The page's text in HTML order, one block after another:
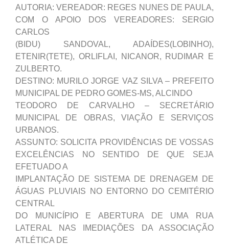
AUTORIA: VEREADOR: REGES NUNES DE PAULA,
COM O APOIO DOS VEREADORES: SERGIO
CARLOS
(BIDU) SANDOVAL, ADAÍDES(LOBINHO),
ETENIR(TETE), ORLIFLAI, NICANOR, RUDIMAR E
ZULBERTO.
DESTINO: MURILO JORGE VAZ SILVA – PREFEITO
MUNICIPAL DE PEDRO GOMES-MS, ALCINDO
TEODORO DE CARVALHO – SECRETÁRIO
MUNICIPAL DE OBRAS, VIAÇÃO E SERVIÇOS
URBANOS.
ASSUNTO: SOLICITA PROVIDÊNCIAS DE VOSSAS
EXCELÊNCIAS NO SENTIDO DE QUE SEJA
EFETUADO A
IMPLANTAÇÃO DE SISTEMA DE DRENAGEM DE
ÁGUAS PLUVIAIS NO ENTORNO DO CEMITÉRIO
CENTRAL
DO MUNICÍPIO E ABERTURA DE UMA RUA
LATERAL NAS IMEDIAÇÕES DA ASSOCIAÇÃO
ATLÉTICA DE